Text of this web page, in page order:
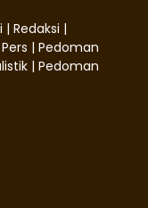
| Redaksi |
| Pedoman
| Pedoman